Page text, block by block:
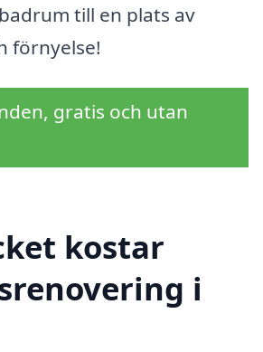
till en plats av
förnyelse!
gratis och utan
kostar
i